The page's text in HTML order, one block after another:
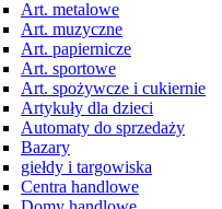
Art. metalowe
Art. muzyczne
Art. papiernicze
Art. sportowe
Art. spożywcze i cukiernie
Artykuły dla dzieci
Automaty do sprzedaży
Bazary
giełdy i targowiska
Centra handlowe